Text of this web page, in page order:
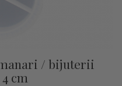
/ bijuterii
cm